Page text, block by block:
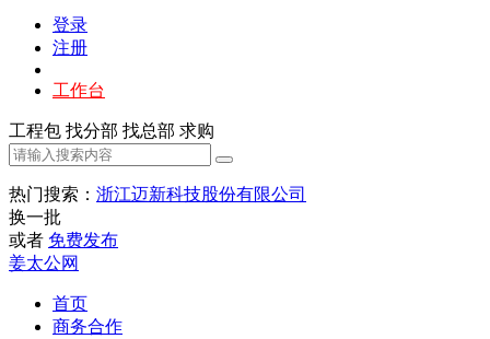
登录
注册
工作台
工程包 找分部 找总部 求购
热门搜索： 浙江迈新科技股份有限公司
换一批
或者 免费发布
姜太公网
首页
商务合作